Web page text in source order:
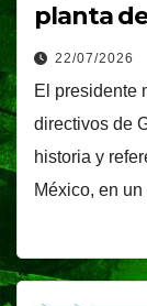
planta
22/07/2026
El presidente
directivos de
historia y
México, en